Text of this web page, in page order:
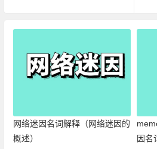
网络迷因名词解释（网络迷因的
概述）
因名